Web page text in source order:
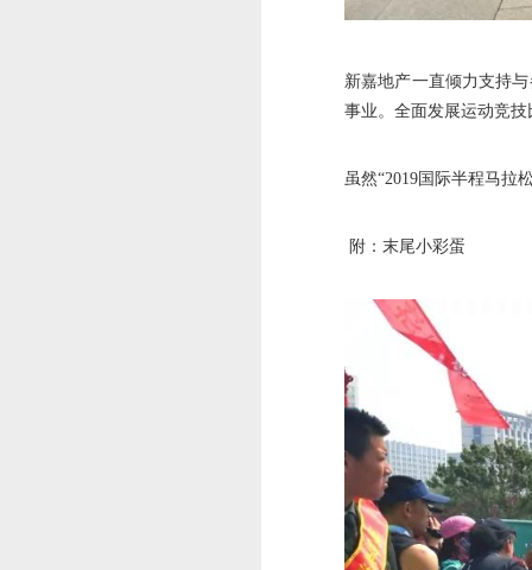
新嘉地产一直倾力支持
事业。全面发展运动竞
虽然“2019国际半程马拉
附：末尾小彩蛋